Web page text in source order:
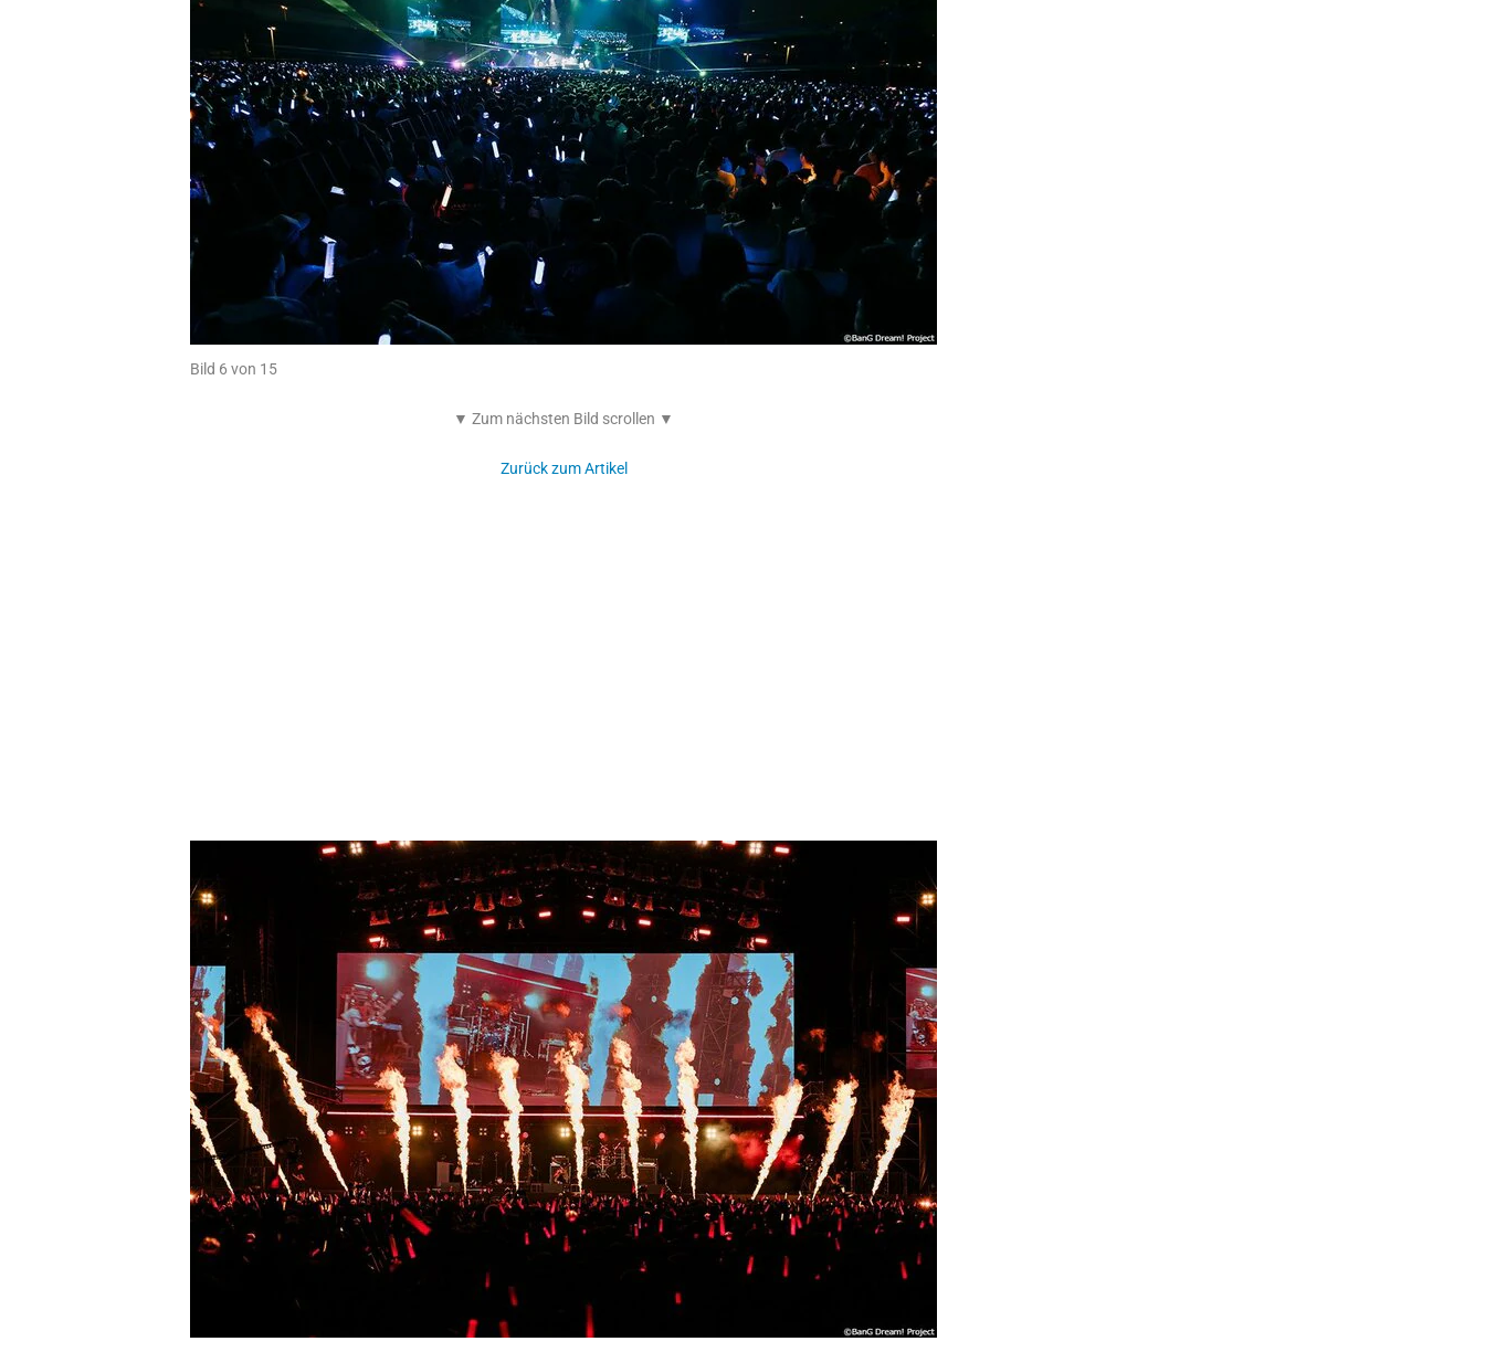
Bild 6 von 15
▼ Zum nächsten Bild scrollen ▼
Zurück zum Artikel